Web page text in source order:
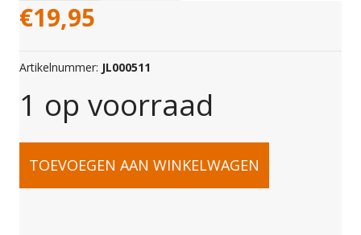
€19,95
Artikelnummer: JL000511
1 op voorraad
POLO
TOEVOEGEN AAN WINKELWAGEN